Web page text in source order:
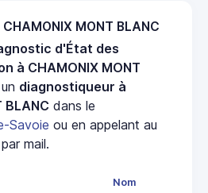
MONT BLANC
d'État des
à CHAMONIX MONT
diagnostiqueur à
BLANC dans le
Savoie ou en appelant au
mail.
Nom